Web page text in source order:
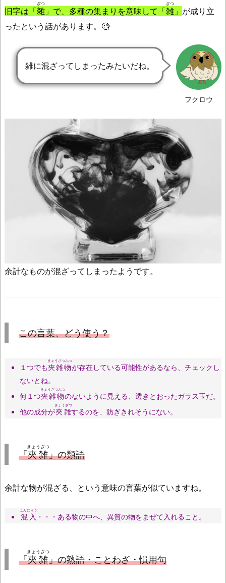
旧字は「雜
ざつ
」で、多種の集まりを意味して「雑
ざつ
」 が成り立
ったという話があります。🧐
フクロウ
雑に混ざってしまったみたいだね。
余計なものが混ざってしまったようです。
この言葉、どう使う？
１つでも夾雑物
きょうざつぶつ
が存在している可能性があるなら、チェックし
ないとね。
何１つ夾雑物
きょうざつぶつ
のないように見える、透きとおったガラス玉だ。
他の成分が夾雑
きょうざつ
するのを、防ぎきれそうにない。
「夾雑
きょうざつ
」の類語
余計な物が混ざる、という意味の言葉が似ていますね。
混入
こんにゅう
・・・ある物の中へ、異質の物をまぜて入れること。
「夾雑
きょうざつ
」の熟語・ことわざ・慣用句